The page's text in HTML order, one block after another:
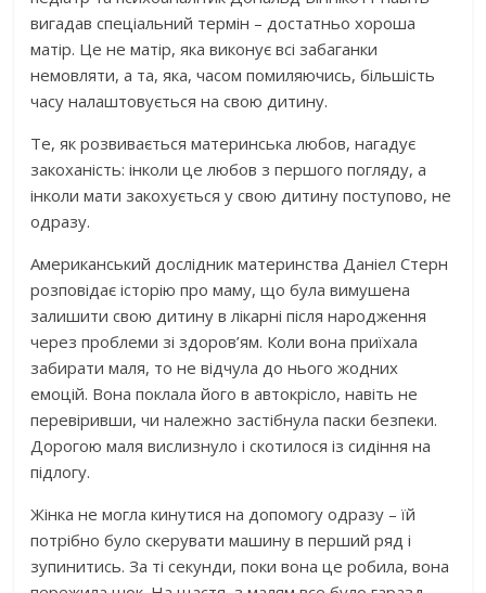
вигадав спеціальний термін – достатньо хороша
матір. Це не матір, яка виконує всі забаганки
немовляти, а та, яка, часом помиляючись, більшість
часу налаштовується на свою дитину.
Те, як розвивається материнська любов, нагадує
закоханість: інколи це любов з першого погляду, а
інколи мати закохується у свою дитину поступово, не
одразу.
Американський дослідник материнства Даніел Стерн
розповідає історію про маму, що була вимушена
залишити свою дитину в лікарні після народження
через проблеми зі здоров’ям. Коли вона приїхала
забирати маля, то не відчула до нього жодних
емоцій. Вона поклала його в автокрісло, навіть не
перевіривши, чи належно застібнула паски безпеки.
Дорогою маля вислизнуло і скотилося із сидіння на
підлогу.
Жінка не могла кинутися на допомогу одразу – їй
потрібно було скерувати машину в перший ряд і
зупинитись. За ті секунди, поки вона це робила, вона